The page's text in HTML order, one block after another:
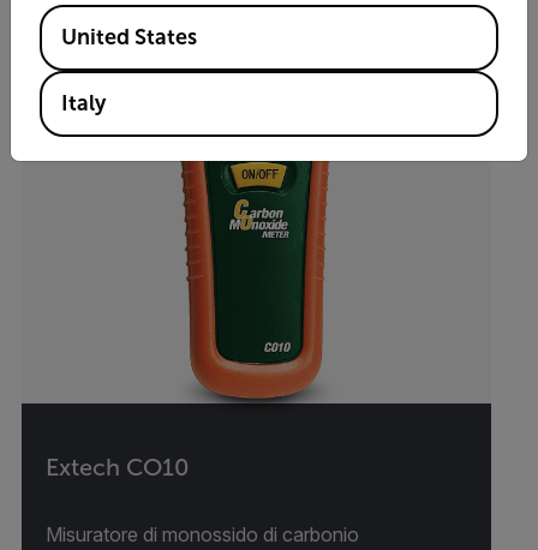
Extech CO10
Misuratore di monossido di carbonio
Available Locations
United States
Italy